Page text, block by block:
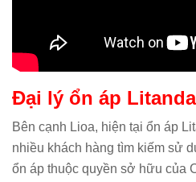
Đại lý ổn áp
Bên cạnh Lioa, hiện tại ổn áp
nhiều khách hàng tìm kiếm sử
ổn áp thuộc quyền sở hữu của